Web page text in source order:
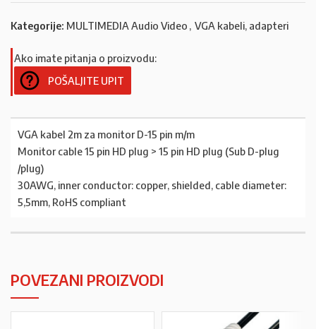
Kategorije: MULTIMEDIA Audio Video , VGA kabeli, adapteri
Ako imate pitanja o proizvodu:
POŠALJITE UPIT
VGA kabel 2m za monitor D-15 pin m/m
Monitor cable 15 pin HD plug > 15 pin HD plug (Sub D-plug
/plug)
30AWG, inner conductor: copper, shielded, cable diameter:
5,5mm, RoHS compliant
POVEZANI PROIZVODI